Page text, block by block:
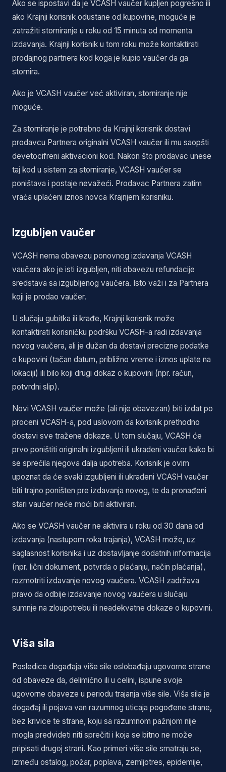
Ako se ispostavi da je VCASH vaučer kupljen pogrešno ili
ako Krajnji korisnik odustane od kupovine, moguće je
zatražiti storniranje u roku od 15 minuta od momenta
izdavanja. Krajnji korisnik u tom roku može kontaktirati
prodajnog partnera kod koga je kupio vaučer da ga
stornira.
Ako je VCASH vaučer već aktiviran, storniranje nije
moguće.
Za storniranje je potrebno da Krajnji korisnik dostavi
prodavcu Partnera originalni VCASH vaučer ili mu saopšti
devetocifreni aktivacioni kod. Nakon što prodavac unese
taj kod u sistem za storniranje, VCASH vaučer se
poništava i postaje nevažeći. Prodavac Partnera zatim
vraća uplaćeni iznos novca Krajnjem korisniku.
Izgubljen vaučer
VCASH nema obavezu ponovnog izdavanja VCASH
vaučera ako je isti izgubljen, niti obavezu refundacije
sredstava sa izgubljenog vaučera. Isto važi i za Partnera
koji je prodao vaučer.
U slučaju gubitka ili krađe, Krajnji korisnik može
kontaktirati korisničku podršku VCASH-a radi izdavanja
novog vaučera, ali je dužan da dostavi precizne podatke
o kupovini (tačan datum, približno vreme i iznos uplate na
lokaciji) ili bilo koji drugi dokaz o kupovini (npr. račun,
potvrdni slip).
Novi VCASH vaučer može (ali nije obavezan) biti izdat po
proceni VCASH-a, pod uslovom da korisnik prethodno
dostavi sve tražene dokaze. U tom slučaju, VCASH će
prvo poništiti originalni izgubljeni ili ukradeni vaučer kako bi
se sprečila njegova dalja upotreba. Korisnik je ovim
upoznat da će svaki izgubljeni ili ukradeni VCASH vaučer
biti trajno poništen pre izdavanja novog, te da pronađeni
stari vaučer neće moći biti aktiviran.
Ako se VCASH vaučer ne aktivira u roku od 30 dana od
izdavanja (nastupom roka trajanja), VCASH može, uz
saglasnost korisnika i uz dostavljanje dodatnih informacija
(npr. lični dokument, potvrda o plaćanju, način plaćanja),
razmotriti izdavanje novog vaučera. VCASH zadržava
pravo da odbije izdavanje novog vaučera u slučaju
sumnje na zloupotrebu ili neadekvatne dokaze o kupovini.
Viša sila
Posledice događaja više sile oslobađaju ugovorne strane
od obaveze da, delimično ili u celini, ispune svoje
ugovorne obaveze u periodu trajanja više sile. Viša sila je
događaj ili pojava van razumnog uticaja pogođene strane,
bez krivice te strane, koju sa razumnom pažnjom nije
mogla predvideti niti sprečiti i koja se bitno ne može
pripisati drugoj strani. Kao primeri više sile smatraju se,
između ostalog, požar, poplava, zemljotres, epidemije,